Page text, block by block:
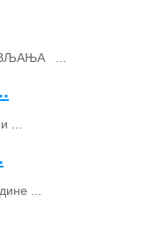
...
...
...